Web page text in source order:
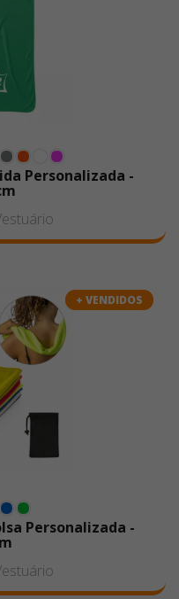
Personalizada -
+ VENDIDOS
Personalizada -